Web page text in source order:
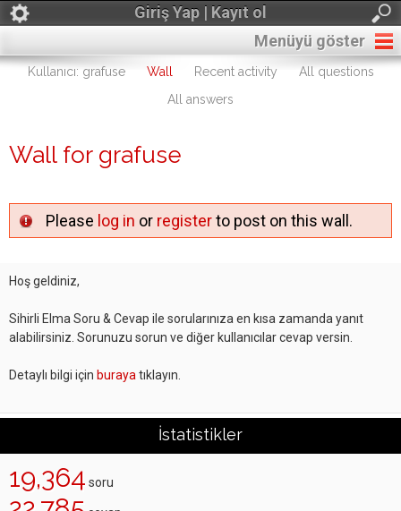
Giriş Yap | Kayıt ol
Menüyü göster
Kullanıcı: grafuse Wall Recent activity
All questions
All answers
Wall for grafuse
Please log in or registerto post on this wall.
Hoş geldiniz,
Sihirli Elma Soru & Cevap ile sorularınıza en kısa zamanda yanıt
alabilirsiniz. Sorunuzu sorun ve diğer kullanıcılar cevap versin.
Detaylı bilgi için buraya tıklayın.
İstatistikler
19,364 soru